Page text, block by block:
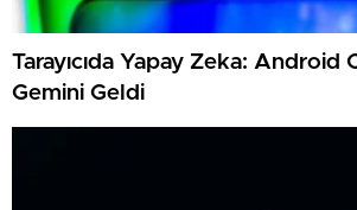
Tarayıcıda Yapay Zeka: Android
Gemini Geldi